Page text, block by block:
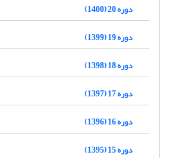
دوره 20 (1400)
دوره 19 (1399)
دوره 18 (1398)
دوره 17 (1397)
دوره 16 (1396)
دوره 15 (1395)